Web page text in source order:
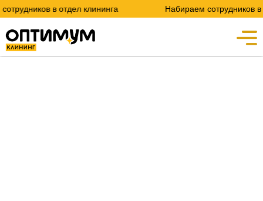
в отдел клининга Набираем сотрудников в